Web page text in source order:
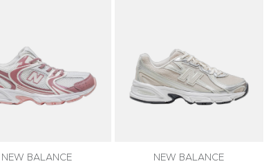
NEW BALANCE
NEW BALANCE